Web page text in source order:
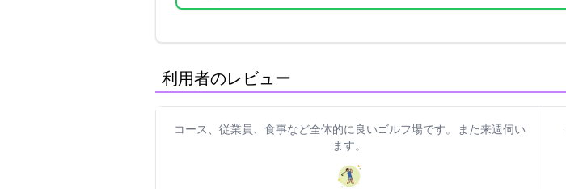
利用者のレビュー
コース、従業員、食事など全体的に良いゴルフ場です。 また来週伺い
ます。